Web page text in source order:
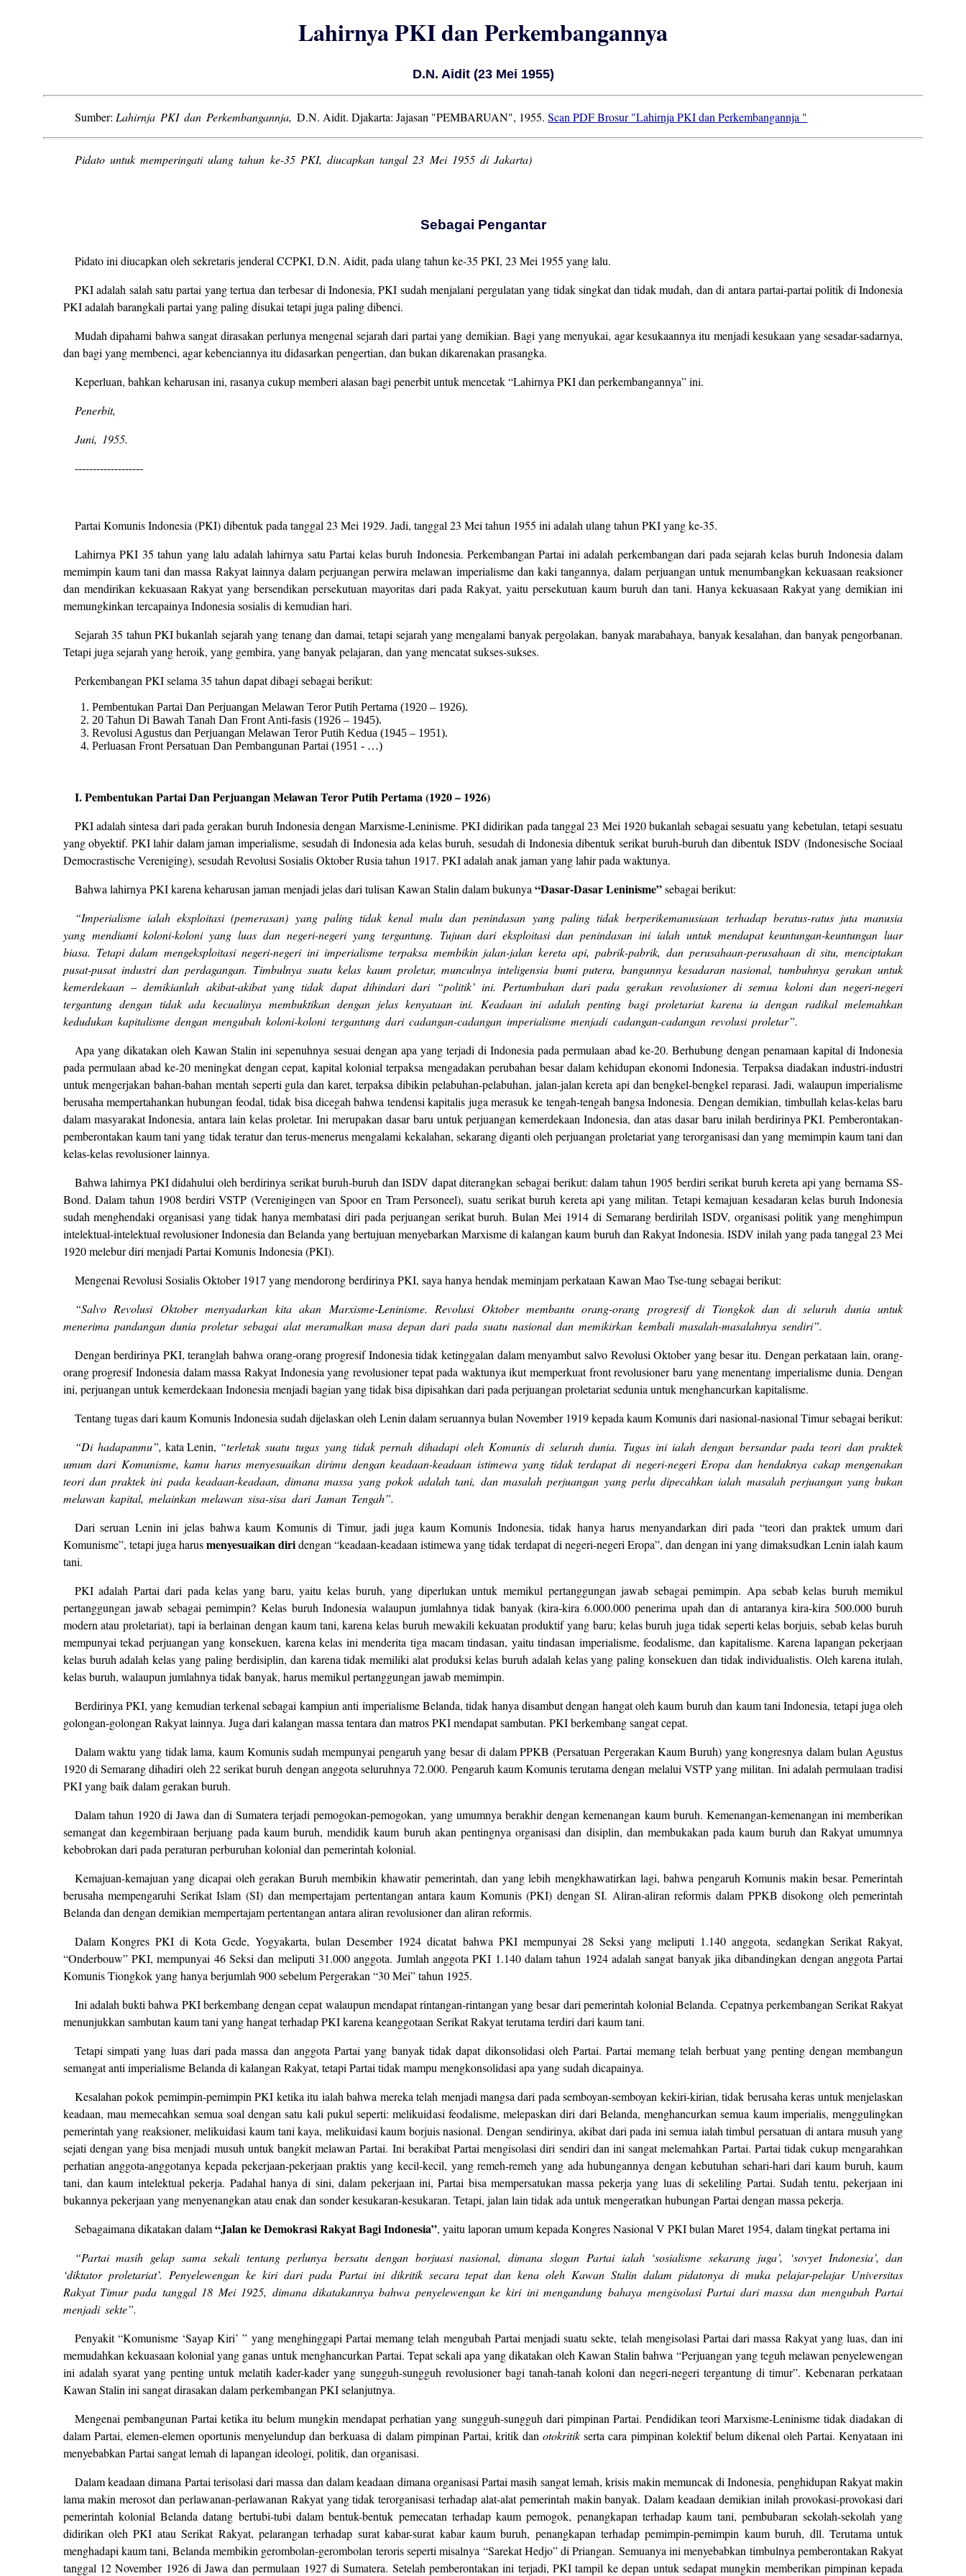
Lahirnya PKI dan Perkembangannya
D.N. Aidit (23 Mei 1955)
Sumber: Lahirnja PKI dan Perkembangannja,D.N. Aidit. Djakarta: Jajasan "PEMBARUAN", 1955.Scan PDF Brosur "Lahirnja PKI dan Perkembangannja "
Pidato untuk memperingati ulang tahun ke-35 PKI, diucapkan tangal 23 Mei 1955 di Jakarta)
Sebagai Pengantar
Pidato ini diucapkan oleh sekretaris jenderal CCPKI, D.N. Aidit, pada ulang tahun ke-35 PKI, 23 Mei 1955 yang lalu.
PKI adalah salah satu partai yang tertua dan terbesar di Indonesia, PKI sudah menjalani pergulatan yang tidak singkat dan tidak mudah, dan di antara partai-partai politik di Indonesia
PKI adalah barangkali partai yang paling disukai tetapi juga paling dibenci.
Mudah dipahami bahwa sangat dirasakan perlunya mengenal sejarah dari partai yang demikian. Bagi yang menyukai, agar kesukaannya itu menjadi kesukaan yang sesadar-sadarnya,
dan bagi yang membenci, agar kebenciannya itu didasarkan pengertian, dan bukan dikarenakan prasangka.
Keperluan, bahkan keharusan ini, rasanya cukup memberi alasan bagi penerbit untuk mencetak “Lahirnya PKI dan perkembangannya” ini.
Penerbit,
Juni, 1955.
-------------------
Partai Komunis Indonesia (PKI) dibentuk pada tanggal 23 Mei 1929. Jadi, tanggal 23 Mei tahun 1955 ini adalah ulang tahun PKI yang ke-35.
Lahirnya PKI 35 tahun yang lalu adalah lahirnya satu Partai kelas buruh Indonesia. Perkembangan Partai ini adalah perkembangan dari pada sejarah kelas buruh Indonesia dalam
memimpin kaum tani dan massa Rakyat lainnya dalam perjuangan perwira melawan imperialisme dan kaki tangannya, dalam perjuangan untuk menumbangkan kekuasaan reaksioner
dan mendirikan kekuasaan Rakyat yang bersendikan persekutuan mayoritas dari pada Rakyat, yaitu persekutuan kaum buruh dan tani. Hanya kekuasaan Rakyat yang demikian ini
memungkinkan tercapainya Indonesia sosialis di kemudian hari.
Sejarah 35 tahun PKI bukanlah sejarah yang tenang dan damai, tetapi sejarah yang mengalami banyak pergolakan, banyak marabahaya, banyak kesalahan, dan banyak pengorbanan.
Tetapi juga sejarah yang heroik, yang gembira, yang banyak pelajaran, dan yang mencatat sukses-sukses.
Perkembangan PKI selama 35 tahun dapat dibagi sebagai berikut:
Pembentukan Partai Dan Perjuangan Melawan Teror Putih Pertama (1920 – 1926).
20 Tahun Di Bawah Tanah Dan Front Anti-fasis (1926 – 1945).
Revolusi Agustus dan Perjuangan Melawan Teror Putih Kedua (1945 – 1951).
Perluasan Front Persatuan Dan Pembangunan Partai (1951 - …)
I. Pembentukan Partai Dan Perjuangan Melawan Teror Putih Pertama(1920 – 1926)
PKI adalah sintesa dari pada gerakan buruh Indonesia dengan Marxisme-Leninisme. PKI didirikan pada tanggal 23 Mei 1920 bukanlah sebagai sesuatu yang kebetulan, tetapi sesuatu
yang obyektif. PKI lahir dalam jaman imperialisme, sesudah di Indonesia ada kelas buruh, sesudah di Indonesia dibentuk serikat buruh-buruh dan dibentuk ISDV (Indonesische Sociaal
Democrastische Vereniging), sesudah Revolusi Sosialis Oktober Rusia tahun 1917. PKI adalah anak jaman yang lahir pada waktunya.
Bahwa lahirnya PKI karena keharusan jaman menjadi jelas dari tulisan Kawan Stalin dalam bukunya“Dasar-Dasar Leninisme”sebagai berikut:
“Imperialisme ialah eksploitasi (pemerasan) yang paling tidak kenal malu dan penindasan yang paling tidak berperikemanusiaan terhadap beratus-ratus juta manusia
yang mendiami koloni-koloni yang luas dan negeri-negeri yang tergantung. Tujuan dari eksploitasi dan penindasan ini ialah untuk mendapat keuntungan-keuntungan luar
biasa. Tetapi dalam mengeksploitasi negeri-negeri ini imperialisme terpaksa membikin jalan-jalan kereta api, pabrik-pabrik, dan perusahaan-perusahaan di situ, menciptakan
pusat-pusat industri dan perdagangan. Timbulnya suatu kelas kaum proletar, munculnya inteligensia bumi putera, bangunnya kesadaran nasional, tumbuhnya gerakan untuk
kemerdekaan – demikianlah akibat-akibat yang tidak dapat dihindari dari “politik’ ini. Pertumbuhan dari pada gerakan revolusioner di semua koloni dan negeri-negeri
tergantung dengan tidak ada kecualinya membuktikan dengan jelas kenyataan ini. Keadaan ini adalah penting bagi proletariat karena ia dengan radikal melemahkan
kedudukan kapitalisme dengan mengubah koloni-koloni tergantung dari cadangan-cadangan imperialisme menjadi cadangan-cadangan revolusi proletar”.
Apa yang dikatakan oleh Kawan Stalin ini sepenuhnya sesuai dengan apa yang terjadi di Indonesia pada permulaan abad ke-20. Berhubung dengan penamaan kapital di Indonesia
pada permulaan abad ke-20 meningkat dengan cepat, kapital kolonial terpaksa mengadakan perubahan besar dalam kehidupan ekonomi Indonesia. Terpaksa diadakan industri-industri
untuk mengerjakan bahan-bahan mentah seperti gula dan karet, terpaksa dibikin pelabuhan-pelabuhan, jalan-jalan kereta api dan bengkel-bengkel reparasi. Jadi, walaupun imperialisme
berusaha mempertahankan hubungan feodal, tidak bisa dicegah bahwa tendensi kapitalis juga merasuk ke tengah-tengah bangsa Indonesia. Dengan demikian, timbullah kelas-kelas baru
dalam masyarakat Indonesia, antara lain kelas proletar. Ini merupakan dasar baru untuk perjuangan kemerdekaan Indonesia, dan atas dasar baru inilah berdirinya PKI. Pemberontakan-
pemberontakan kaum tani yang tidak teratur dan terus-menerus mengalami kekalahan, sekarang diganti oleh perjuangan proletariat yang terorganisasi dan yang memimpin kaum tani dan
kelas-kelas revolusioner lainnya.
Bahwa lahirnya PKI didahului oleh berdirinya serikat buruh-buruh dan ISDV dapat diterangkan sebagai berikut: dalam tahun 1905 berdiri serikat buruh kereta api yang bernama SS-
Bond. Dalam tahun 1908 berdiri VSTP (Verenigingen van Spoor en Tram Personeel), suatu serikat buruh kereta api yang militan. Tetapi kemajuan kesadaran kelas buruh Indonesia
sudah menghendaki organisasi yang tidak hanya membatasi diri pada perjuangan serikat buruh. Bulan Mei 1914 di Semarang berdirilah ISDV, organisasi politik yang menghimpun
intelektual-intelektual revolusioner Indonesia dan Belanda yang bertujuan menyebarkan Marxisme di kalangan kaum buruh dan Rakyat Indonesia. ISDV inilah yang pada tanggal 23 Mei
1920 melebur diri menjadi Partai Komunis Indonesia (PKI).
Mengenai Revolusi Sosialis Oktober 1917 yang mendorong berdirinya PKI, saya hanya hendak meminjam perkataan Kawan Mao Tse-tung sebagai berikut:
“Salvo Revolusi Oktober menyadarkan kita akan Marxisme-Leninisme. Revolusi Oktober membantu orang-orang progresif di Tiongkok dan di seluruh dunia untuk
menerima pandangan dunia proletar sebagai alat meramalkan masa depan dari pada suatu nasional dan memikirkan kembali masalah-masalahnya sendiri”.
Dengan berdirinya PKI, teranglah bahwa orang-orang progresif Indonesia tidak ketinggalan dalam menyambut salvo Revolusi Oktober yang besar itu. Dengan perkataan lain, orang-
orang progresif Indonesia dalam massa Rakyat Indonesia yang revolusioner tepat pada waktunya ikut memperkuat front revolusioner baru yang menentang imperialisme dunia. Dengan
ini, perjuangan untuk kemerdekaan Indonesia menjadi bagian yang tidak bisa dipisahkan dari pada perjuangan proletariat sedunia untuk menghancurkan kapitalisme.
Tentang tugas dari kaum Komunis Indonesia sudah dijelaskan oleh Lenin dalam seruannya bulan November 1919 kepada kaum Komunis dari nasional-nasional Timur sebagai berikut:
“Di hadapanmu”, kata Lenin, “terletak suatu tugas yang tidak pernah dihadapi oleh Komunis di seluruh dunia. Tugas ini ialah dengan bersandar pada teori dan praktek
umum dari Komunisme, kamu harus menyesuaikan dirimu dengan keadaan-keadaan istimewa yang tidak terdapat di negeri-negeri Eropa dan hendaknya cakap mengenakan
teori dan praktek ini pada keadaan-keadaan, dimana massa yang pokok adalah tani, dan masalah perjuangan yang perlu dipecahkan ialah masalah perjuangan yang bukan
melawan kapital, melainkan melawan sisa-sisa dari Jaman Tengah”.
Dari seruan Lenin ini jelas bahwa kaum Komunis di Timur, jadi juga kaum Komunis Indonesia, tidak hanya harus menyandarkan diri pada “teori dan praktek umum dari
Komunisme”, tetapi juga harusmenyesuaikan diridengan “keadaan-keadaan istimewa yang tidak terdapat di negeri-negeri Eropa”, dan dengan ini yang dimaksudkan Lenin ialah kaum
tani.
PKI adalah Partai dari pada kelas yang baru, yaitu kelas buruh, yang diperlukan untuk memikul pertanggungan jawab sebagai pemimpin. Apa sebab kelas buruh memikul
pertanggungan jawab sebagai pemimpin? Kelas buruh Indonesia walaupun jumlahnya tidak banyak (kira-kira 6.000.000 penerima upah dan di antaranya kira-kira 500.000 buruh
modern atau proletariat), tapi ia berlainan dengan kaum tani, karena kelas buruh mewakili kekuatan produktif yang baru; kelas buruh juga tidak seperti kelas borjuis, sebab kelas buruh
mempunyai tekad perjuangan yang konsekuen, karena kelas ini menderita tiga macam tindasan, yaitu tindasan imperialisme, feodalisme, dan kapitalisme. Karena lapangan pekerjaan
kelas buruh adalah kelas yang paling berdisiplin, dan karena tidak memiliki alat produksi kelas buruh adalah kelas yang paling konsekuen dan tidak individualistis. Oleh karena itulah,
kelas buruh, walaupun jumlahnya tidak banyak, harus memikul pertanggungan jawab memimpin.
Berdirinya PKI, yang kemudian terkenal sebagai kampiun anti imperialisme Belanda, tidak hanya disambut dengan hangat oleh kaum buruh dan kaum tani Indonesia, tetapi juga oleh
golongan-golongan Rakyat lainnya. Juga dari kalangan massa tentara dan matros PKI mendapat sambutan. PKI berkembang sangat cepat.
Dalam waktu yang tidak lama, kaum Komunis sudah mempunyai pengaruh yang besar di dalam PPKB (Persatuan Pergerakan Kaum Buruh) yang kongresnya dalam bulan Agustus
1920 di Semarang dihadiri oleh 22 serikat buruh dengan anggota seluruhnya 72.000. Pengaruh kaum Komunis terutama dengan melalui VSTP yang militan. Ini adalah permulaan tradisi
PKI yang baik dalam gerakan buruh.
Dalam tahun 1920 di Jawa dan di Sumatera terjadi pemogokan-pemogokan, yang umumnya berakhir dengan kemenangan kaum buruh. Kemenangan-kemenangan ini memberikan
semangat dan kegembiraan berjuang pada kaum buruh, mendidik kaum buruh akan pentingnya organisasi dan disiplin, dan membukakan pada kaum buruh dan Rakyat umumnya
kebobrokan dari pada peraturan perburuhan kolonial dan pemerintah kolonial.
Kemajuan-kemajuan yang dicapai oleh gerakan Buruh membikin khawatir pemerintah, dan yang lebih mengkhawatirkan lagi, bahwa pengaruh Komunis makin besar. Pemerintah
berusaha mempengaruhi Serikat Islam (SI) dan mempertajam pertentangan antara kaum Komunis (PKI) dengan SI. Aliran-aliran reformis dalam PPKB disokong oleh pemerintah
Belanda dan dengan demikian mempertajam pertentangan antara aliran revolusioner dan aliran reformis.
Dalam Kongres PKI di Kota Gede, Yogyakarta, bulan Desember 1924 dicatat bahwa PKI mempunyai 28 Seksi yang meliputi 1.140 anggota, sedangkan Serikat Rakyat,
“Onderbouw” PKI, mempunyai 46 Seksi dan meliputi 31.000 anggota. Jumlah anggota PKI 1.140 dalam tahun 1924 adalah sangat banyak jika dibandingkan dengan anggota Partai
Komunis Tiongkok yang hanya berjumlah 900 sebelum Pergerakan “30 Mei” tahun 1925.
Ini adalah bukti bahwa PKI berkembang dengan cepat walaupun mendapat rintangan-rintangan yang besar dari pemerintah kolonial Belanda. Cepatnya perkembangan Serikat Rakyat
menunjukkan sambutan kaum tani yang hangat terhadap PKI karena keanggotaan Serikat Rakyat terutama terdiri dari kaum tani.
Tetapi simpati yang luas dari pada massa dan anggota Partai yang banyak tidak dapat dikonsolidasi oleh Partai. Partai memang telah berbuat yang penting dengan membangun
semangat anti imperialisme Belanda di kalangan Rakyat, tetapi Partai tidak mampu mengkonsolidasi apa yang sudah dicapainya.
Kesalahan pokok pemimpin-pemimpin PKI ketika itu ialah bahwa mereka telah menjadi mangsa dari pada semboyan-semboyan kekiri-kirian, tidak berusaha keras untuk menjelaskan
keadaan, mau memecahkan semua soal dengan satu kali pukul seperti: melikuidasi feodalisme, melepaskan diri dari Belanda, menghancurkan semua kaum imperialis, menggulingkan
pemerintah yang reaksioner, melikuidasi kaum tani kaya, melikuidasi kaum borjuis nasional. Dengan sendirinya, akibat dari pada ini semua ialah timbul persatuan di antara musuh yang
sejati dengan yang bisa menjadi musuh untuk bangkit melawan Partai. Ini berakibat Partai mengisolasi diri sendiri dan ini sangat melemahkan Partai. Partai tidak cukup mengarahkan
perhatian anggota-anggotanya kepada pekerjaan-pekerjaan praktis yang kecil-kecil, yang remeh-remeh yang ada hubungannya dengan kebutuhan sehari-hari dari kaum buruh, kaum
tani, dan kaum intelektual pekerja. Padahal hanya di sini, dalam pekerjaan ini, Partai bisa mempersatukan massa pekerja yang luas di sekeliling Partai. Sudah tentu, pekerjaan ini
bukannya pekerjaan yang menyenangkan atau enak dan sonder kesukaran-kesukaran. Tetapi, jalan lain tidak ada untuk mengeratkan hubungan Partai dengan massa pekerja.
Sebagaimana dikatakan dalam“Jalan ke Demokrasi Rakyat Bagi Indonesia”, yaitu laporan umum kepada Kongres Nasional V PKI bulan Maret 1954, dalam tingkat pertama ini
“Partai masih gelap sama sekali tentang perlunya bersatu dengan borjuasi nasional, dimana slogan Partai ialah ‘sosialisme sekarang juga’, ‘sovyet Indonesia’, dan
‘diktator proletariat’. Penyelewengan ke kiri dari pada Partai ini dikritik secara tepat dan kena oleh Kawan Stalin dalam pidatonya di muka pelajar-pelajar Universitas
Rakyat Timur pada tanggal 18 Mei 1925, dimana dikatakannya bahwa penyelewengan ke kiri ini mengandung bahaya mengisolasi Partai dari massa dan mengubah Partai
menjadi sekte”.
Penyakit “Komunisme ‘Sayap Kiri’ ” yang menghinggapi Partai memang telah mengubah Partai menjadi suatu sekte, telah mengisolasi Partai dari massa Rakyat yang luas, dan ini
memudahkan kekuasaan kolonial yang ganas untuk menghancurkan Partai. Tepat sekali apa yang dikatakan oleh Kawan Stalin bahwa “Perjuangan yang teguh melawan penyelewengan
ini adalah syarat yang penting untuk melatih kader-kader yang sungguh-sungguh revolusioner bagi tanah-tanah koloni dan negeri-negeri tergantung di timur”. Kebenaran perkataan
Kawan Stalin ini sangat dirasakan dalam perkembangan PKI selanjutnya.
Mengenai pembangunan Partai ketika itu belum mungkin mendapat perhatian yang sungguh-sungguh dari pimpinan Partai. Pendidikan teori Marxisme-Leninisme tidak diadakan di
dalam Partai, elemen-elemen oportunis menyelundup dan berkuasa di dalam pimpinan Partai, kritik danotokritik serta cara pimpinan kolektif belum dikenal oleh Partai. Kenyataan ini
menyebabkan Partai sangat lemah di lapangan ideologi, politik, dan organisasi.
Dalam keadaan dimana Partai terisolasi dari massa dan dalam keadaan dimana organisasi Partai masih sangat lemah, krisis makin memuncak di Indonesia, penghidupan Rakyat makin
lama makin merosot dan perlawanan-perlawanan Rakyat yang tidak terorganisasi terhadap alat-alat pemerintah makin banyak. Dalam keadaan demikian inilah provokasi-provokasi dari
pemerintah kolonial Belanda datang bertubi-tubi dalam bentuk-bentuk pemecatan terhadap kaum pemogok, penangkapan terhadap kaum tani, pembubaran sekolah-sekolah yang
didirikan oleh PKI atau Serikat Rakyat, pelarangan terhadap surat kabar-surat kabar kaum buruh, penangkapan terhadap pemimpin-pemimpin kaum buruh, dll. Terutama untuk
menghadapi kaum tani, Belanda membikin gerombolan-gerombolan teroris seperti misalnya “Sarekat Hedjo” di Priangan. Semuanya ini menyebabkan timbulnya pemberontakan Rakyat
tanggal 12 November 1926 di Jawa dan permulaan 1927 di Sumatera. Setelah pemberontakan ini terjadi, PKI tampil ke depan untuk sedapat mungkin memberikan pimpinan kepada